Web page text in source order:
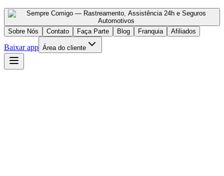
Sobre Nós Contato Faça Parte Blog Franquia Afiliados
Baixar app Área do cliente